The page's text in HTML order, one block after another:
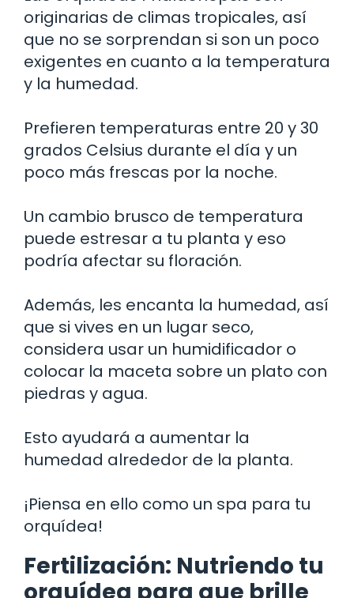
originarias de climas tropicales, así
que no se sorprendan si son un poco
exigentes en cuanto a la temperatura
y la humedad.
Prefieren temperaturas entre 20 y 30
grados Celsius durante el día y un
poco más frescas por la noche.
Un cambio brusco de temperatura
puede estresar a tu planta y eso
podría afectar su floración.
Además, les encanta la humedad, así
que si vives en un lugar seco,
considera usar un humidificador o
colocar la maceta sobre un plato con
piedras y agua.
Esto ayudará a aumentar la
humedad alrededor de la planta.
¡Piensa en ello como un spa para tu
orquídea!
Fertilización: Nutriendo tu